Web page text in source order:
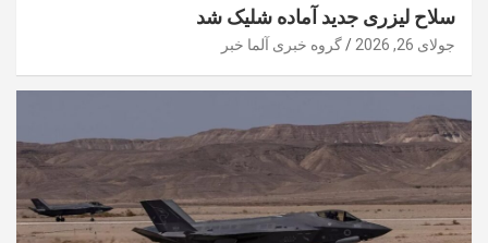
سلاح لیزری جدید آماده شلیک شد
جولای 26, 2026 گروه خبری آلما خبر